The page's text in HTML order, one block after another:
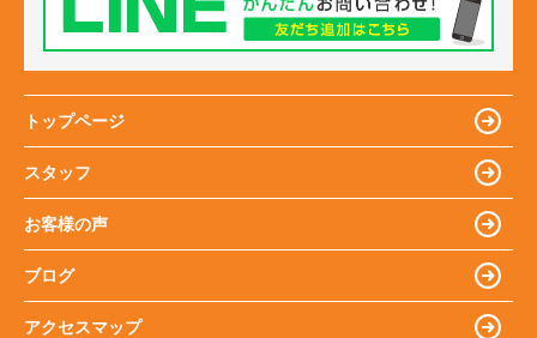
トップページ
スタッフ
お客様の声
ブログ
アクセスマップ